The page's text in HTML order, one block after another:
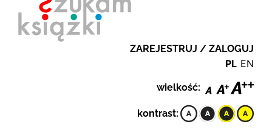
ZAREJESTRUJ / ZALOGUJ
PL EN
wielkość:
kontrast: